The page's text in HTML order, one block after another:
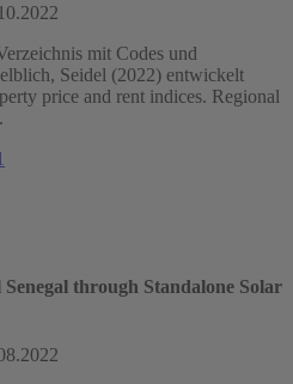
mit Codes und
Seidel (2022) entwickelt
price and rent indices. Regional
through Standalone Solar